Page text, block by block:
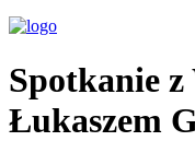
Spotkanie
Łukaszem